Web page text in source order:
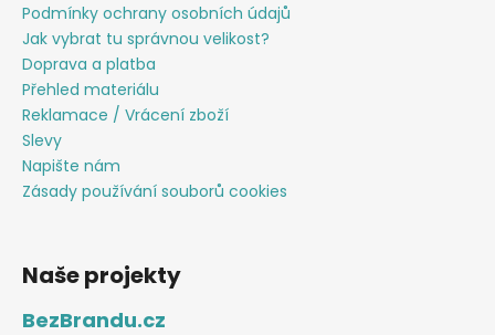
Podmínky ochrany osobních údajů
Jak vybrat tu správnou velikost?
Doprava a platba
Přehled materiálu
Reklamace / Vrácení zboží
Slevy
Napište nám
Zásady používání souborů cookies
Naše projekty
BezBrandu.cz